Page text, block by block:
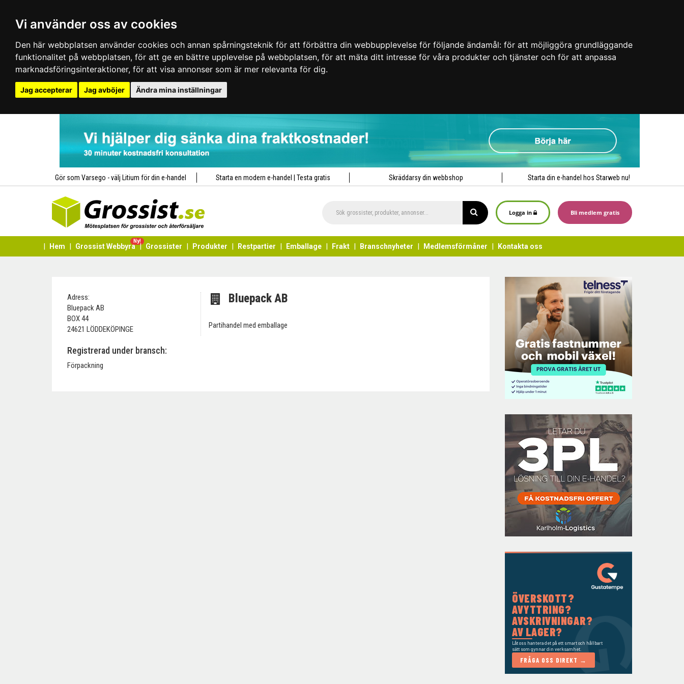
Vi använder oss av cookies
Den här webbplatsen använder cookies och annan spårningsteknik för att förbättra din webbupplevelse för följande ändamål: för att möjliggöra grundläggande
funktionalitet på webbplatsen, för att ge en bättre upplevelse på webbplatsen, för att mäta ditt intresse för våra produkter och tjänster och för att anpassa
marknadsföringsinteraktioner, för att visa annonser som är mer relevanta för dig.
Jag accepterar Jag avböjer Ändra mina inställningar
Gör som Varsego - välj Litium för din e-handel Starta en modern e-handel | Testa gratis Skräddarsy din webbshop Starta din e-handel hos Starweb nu!
Logga in Bli medlem gratis
Hem Grossist Webbyrå
Ny!
Grossister Produkter Restpartier Emballage Frakt Branschnyheter Medlemsförmåner Kontakta oss
Adress:
Bluepack AB
BOX 44
24621 LÖDDEKÖPINGE
Registrerad under bransch:
Förpackning
Bluepack AB
Partihandel med emballage